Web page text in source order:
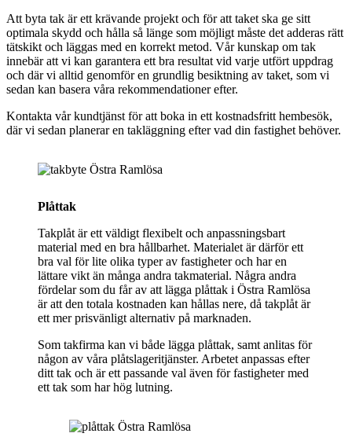
Att byta tak är ett krävande projekt och för att taket ska ge sitt
optimala skydd och hålla så länge som möjligt måste det adderas rätt
tätskikt och läggas med en korrekt metod. Vår kunskap om tak
innebär att vi kan garantera ett bra resultat vid varje utfört uppdrag
och där vi alltid genomför en grundlig besiktning av taket, som vi
sedan kan basera våra rekommendationer efter.
Kontakta vår kundtjänst för att boka in ett kostnadsfritt hembesök,
där vi sedan planerar en takläggning efter vad din fastighet behöver.
Plåttak
Takplåt är ett väldigt flexibelt och anpassningsbart
material med en bra hållbarhet. Materialet är därför ett
bra val för lite olika typer av fastigheter och har en
lättare vikt än många andra takmaterial. Några andra
fördelar som du får av att lägga plåttak i Östra Ramlösa
är att den totala kostnaden kan hållas nere, då takplåt är
ett mer prisvänligt alternativ på marknaden.
Som takfirma kan vi både lägga plåttak, samt anlitas för
någon av våra plåtslageritjänster. Arbetet anpassas efter
ditt tak och är ett passande val även för fastigheter med
ett tak som har hög lutning.